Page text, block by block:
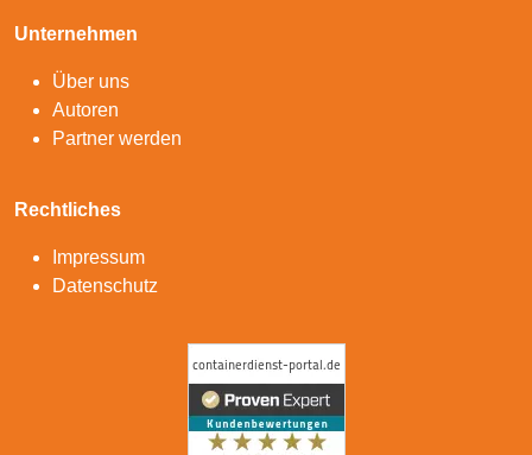
Unternehmen
Über uns
Autoren
Partner werden
Rechtliches
Impressum
Datenschutz